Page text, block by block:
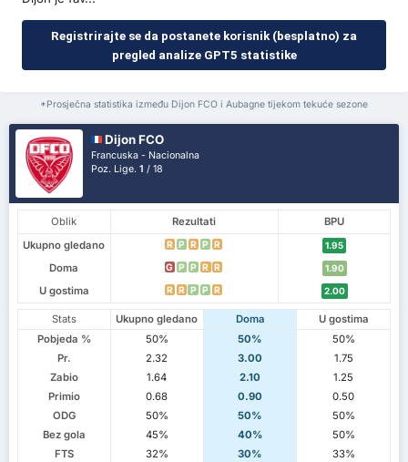
Registrirajte se da postanete korisnik (besplatno) za
pregled analize GPT5 statistike
*Prosječna statistika između Dijon FCO i Aubagne tijekom tekuće sezone
Dijon FCO
Francuska - Nacionalna
Poz. Lige.1 / 18
Oblik Rezultati
BPU
Ukupno gledano
R P R P R 1.95
Doma G P P R R 1.90
U gostima R R P P R 2.00
Stats Ukupno gledano Doma
U gostima
Pobjeda %
50% 50%
50%
Pr.
2.32 3.00
1.75
Zabio
1.64 2.10
1.25
Primio
0.68 0.90
0.50
ODG
50% 50%
50%
Bez gola
45% 40%
50%
FTS
32% 30%
33%